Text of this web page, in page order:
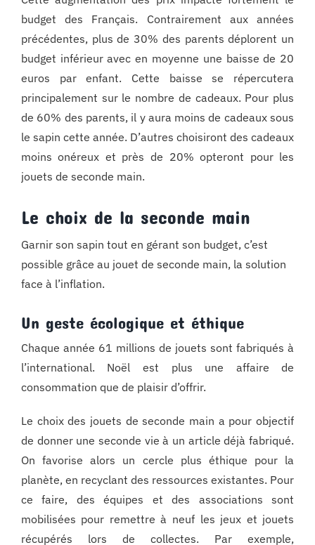
budget des Français. Contrairement aux années
précédentes, plus de 30% des parents déplorent un
budget inférieur avec en moyenne une baisse de 20
euros par enfant. Cette baisse se répercutera
principalement sur le nombre de cadeaux. Pour plus
de 60% des parents, il y aura moins de cadeaux sous
le sapin cette année. D’autres choisiront des cadeaux
moins onéreux et près de 20% opteront pour les
jouets de seconde main.
Le choix de la seconde main
Garnir son sapin tout en gérant son budget, c’est
possible grâce au jouet de seconde main, la solution
face à l’inflation.
Un geste écologique et éthique
Chaque année 61 millions de jouets sont fabriqués à
l’international. Noël est plus une affaire de
consommation que de plaisir d’offrir.
Le choix des jouets de seconde main a pour objectif
de donner une seconde vie à un article déjà fabriqué.
On favorise alors un cercle plus éthique pour la
planète, en recyclant des ressources existantes. Pour
ce faire, des équipes et des associations sont
mobilisées pour remettre à neuf les jeux et jouets
récupérés lors de collectes. Par exemple,